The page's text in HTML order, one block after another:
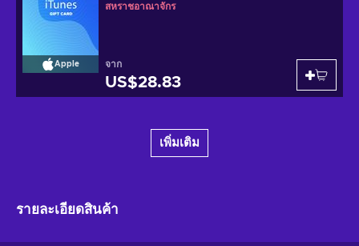
Apple
สหราชอาณาจักร
จาก
US$28.83
เพิ่มเติม
รายละเอียดสินค้า